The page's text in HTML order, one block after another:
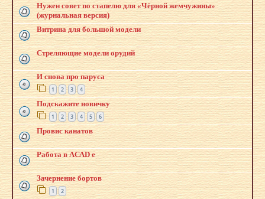
Нужен совет по стапелю для «Чёрной жемчужины»
(журнальная версия)
Витрина для большой модели
Стреляющие модели орудий
И снова про паруса
1 2 3 4
Подскажите новичку
1 2 3 4 5 6
Провис канатов
Работа в AСАD е
Зачернение бортов
1 2